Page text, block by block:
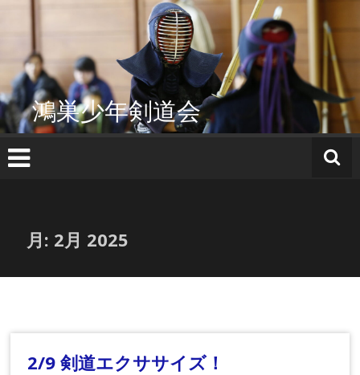
ツ
へ
ス
キ
ッ
鴻巣少年剣道会
月: 2月 2025
2/9 剣道エクササイズ！